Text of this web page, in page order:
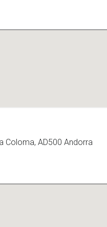
Coloma, AD500 Andorra